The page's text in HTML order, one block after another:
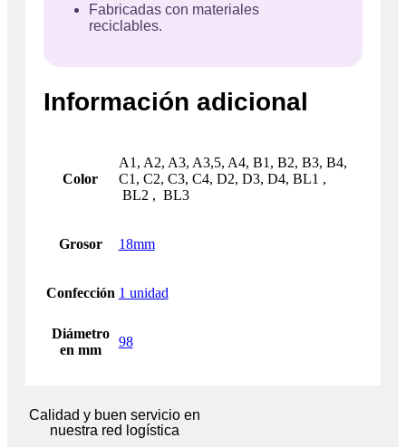
Fabricadas con materiales
reciclables.
Información adicional
Color
A1, A2, A3, A3,5, A4, B1, B2, B3, B4,
C1, C2, C3, C4, D2, D3, D4, BL1 ,
BL2 , BL3
Grosor 18mm
Confección 1 unidad
Diámetro
en mm
98
Calidad y buen servicio en
nuestra red logística